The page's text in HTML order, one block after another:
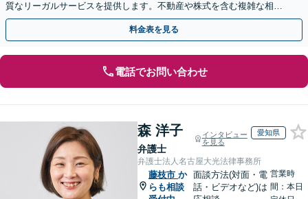
質なリーガルサービスを提供します。不動産や株式を含む複雑な相続
もお任せください【休日・夜間対応OK】
料金表を見る
電話でお問い合わせ
森 洋子
弁護士
インタビュー
を見る
愛知県
弁護士法人名古屋大光法律事務所
藤枝市 か
らも相談
面談方法(対面・電
話・ビデオなど)は
営業時
間：本日